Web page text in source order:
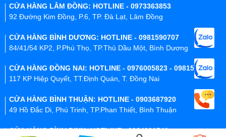
CỬA HÀNG LÂM ĐỒNG: HOTLINE - 0973363853
92 Đường Kim Đồng, P.6, TP. Đà Lạt, Lâm Đồng
CỬA HÀNG BÌNH DƯƠNG: HOTLINE - 0981590707
84/41/54 KP2, P.Phú Thọ, TP.Thủ Dầu Một, Bình Dương
CỬA HÀNG ĐỒNG NAI: HOTLINE - 0976005823 - 0981590707
117 KP Hiệp Quyết, TT.Định Quán, T. Đồng Nai
CỬA HÀNG BÌNH THUẬN: HOTLINE - 0903687920
49 Hồ Đắc Di, Phú Trinh, TP.Phan Thiết, Bình Thuận
CỬA HÀNG BÌNH ĐỊNH: HOTLINE - 0984931540